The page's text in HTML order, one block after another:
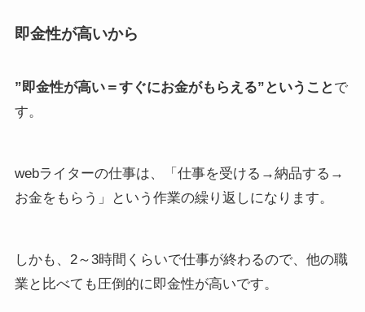
即金性が高いから
”即金性が高い＝すぐにお金がもらえる”ということ で
す。
webライターの仕事は、「仕事を受ける→納品する→
お金をもらう」という作業の繰り返しになります。
しかも、2～3時間くらいで仕事が終わるので、他の職
業と比べても圧倒的に即金性が高いです。